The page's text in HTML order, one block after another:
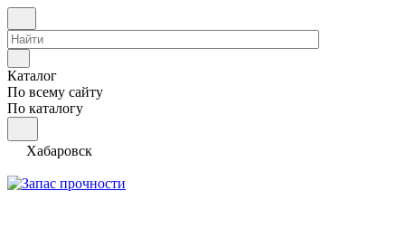
Каталог
По всему сайту
По каталогу
Хабаровск